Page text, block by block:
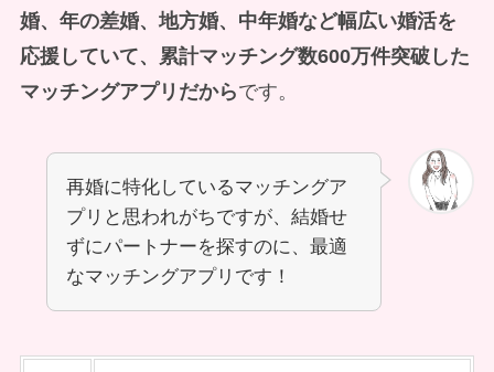
婚、年の差婚、地方婚、中年婚など幅広い婚活を
応援していて、累計マッチング数600万件突破した
マッチングアプリだからです。
再婚に特化しているマッチングア
プリと思われがちですが、結婚せ
ずにパートナーを探すのに、最適
なマッチングアプリです！